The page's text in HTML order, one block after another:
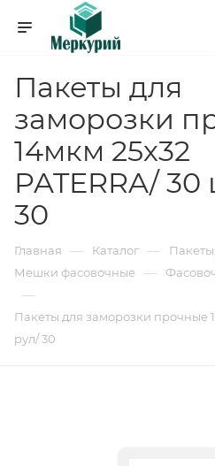
Пакеты для
заморозки
14мкм 25х32
PATERRA/
30
Главная — Каталог —
Мешки фасовочные —
—
Пакеты для заморозки прочные
рул/ 30